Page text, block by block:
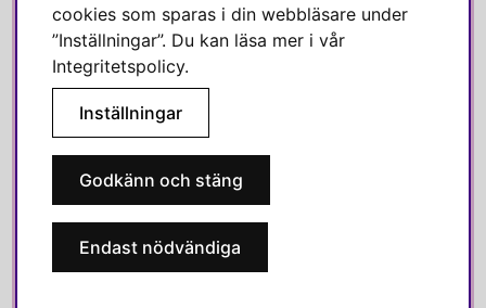
Facebook
Instagram
Pinterest
SVENSKA HEM
Varmt välkommen till Svenska Hem!
cookies som sparas i din webbläsare under
”Inställningar”. Du kan läsa mer i vår
Integritetspolicy.
Inställningar
Godkänn och stäng
Endast nödvändiga